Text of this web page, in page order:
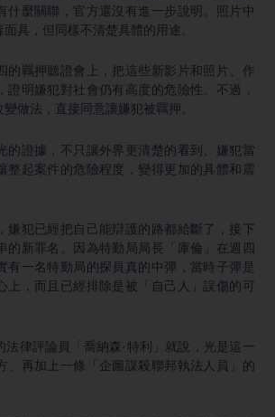
什麼關聯，官方還沒有進一步說明。照片中
具，但同樣不清楚具體的用途。
的羈押聽證會上，把這些新影片和照片、作
證明嫌犯對社會仍有高度的危險性。不過，
做法，直接同意讓嫌犯被羈押。
的證據，不只讓外界更清楚的看到、嫌犯當
整起案件的危險程度，變得更加的具體和震
嫌犯已經把自己能辯護的路都給斷了，接下
的新罪名。因為特勤局局長「庫倫」在週四
有一名特勤局的探員真的中彈，當時子彈是
上，而且已經排除是被「自己人」誤傷的可
法律評論員「喬納森·特利」就說，光是這一
、再加上一條「企圖謀殺聯邦執法人員」的